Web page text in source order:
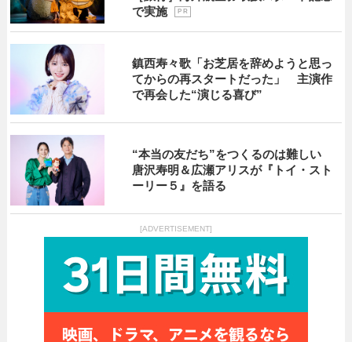
で実施
P R
鎮西寿々歌「お芝居を辞めようと思っ
てからの再スタートだった」 主演作
で再会した“演じる喜び”
“本当の友だち”をつくるのは難しい
唐沢寿明＆広瀬アリスが『トイ・スト
ーリー５』を語る
[ADVERTISEMENT]